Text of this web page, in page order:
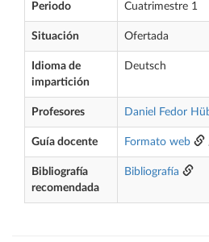
Periodo Cuatrimestre 1
Situación Ofertada
Idioma de
impartición
Deutsch
Profesores Daniel Fedor
Guía docente Formato web
Bibliografía
recomendada
Bibliografía